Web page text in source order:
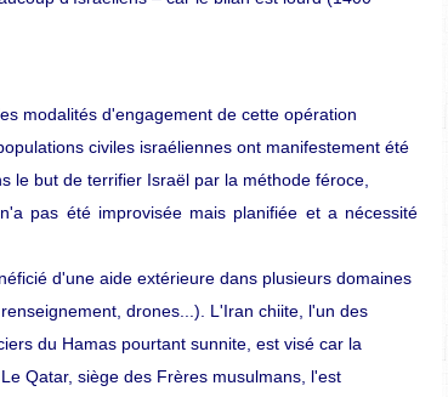
modalités d'engagement de cette opération
civiles israéliennes ont manifestement été
le but de terrifier Israël par la méthode féroce,
pas été improvisée mais planifiée et a nécessité
d'une aide extérieure dans plusieurs domaines
renseignement, drones...). L'Iran chiite, l'un des
du Hamas pourtant sunnite, est visé car la
Le Qatar, siège des Frères musulmans, l'est